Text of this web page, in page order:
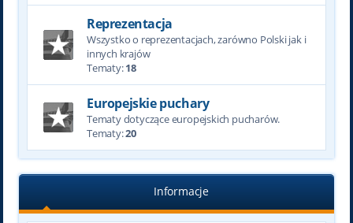
Reprezentacja
Wszystko o reprezentacjach, zarówno Polski jak i
innych krajów
Tematy:18
Europejskie puchary
Tematy dotyczące europejskich pucharów.
Tematy:20
Informacje